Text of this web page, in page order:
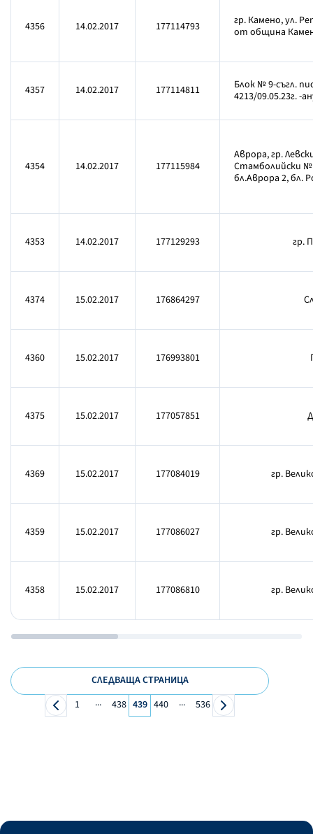
4356 14.02.2017 177114793
гр. Камено, ул.
от община
4357 14.02.2017 177114811
Блок № 9-съгл.
4213/09.05.23г. -
4354 14.02.2017 177115984
Аврора, гр.
Стамболийски №
бл.Аврора 2, бл.
4353 14.02.2017 177129293 гр.
4374 15.02.2017 176864297
4360 15.02.2017 176993801
4375 15.02.2017 177057851
4369 15.02.2017 177084019 гр.
4359 15.02.2017 177086027 гр.
4358 15.02.2017 177086810 гр.
СЛЕДВАЩА СТРАНИЦА
1
... 438 439 440 ... 536